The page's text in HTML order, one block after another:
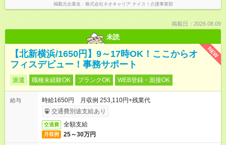
掲載元企業名 株式会社ネオキャリア ナイス！介護事業部
掲載日：2026.08.09
未読
NEW
【北新横浜/1650円】9～17時OK！ここからオ
フィスデビュー！事務サポート
派遣 職種未経験OK ブランクOK WEB登録・面接OK
給与
時給1650円 月収例 253,110円+残業代
交通費別途支給あり
交通費 全額支給
月収例 25～30万円